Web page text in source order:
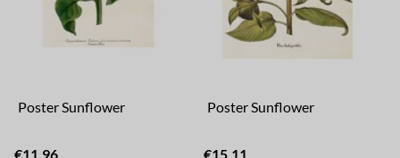
Poster Sunflower
€11.96
Poster Sunflower
€15.11